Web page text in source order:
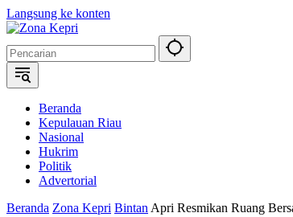
Langsung ke konten
Beranda
Kepulauan Riau
Nasional
Hukrim
Politik
Advertorial
Beranda Zona Kepri Bintan Apri Resmikan Ruang